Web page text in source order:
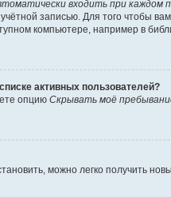
входить при каждом
учётной записью. Для того чтобы
компьютере, например в
активных пользователей?
опцию Скрывать моё
можно легко получить